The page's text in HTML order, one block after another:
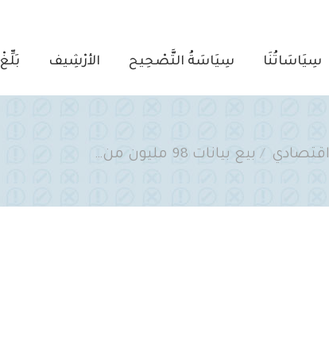
سِيَاسَاتُنَا سِيَاسَةُ التَّصْحِيح الأرْشِيف بَلِّغْ
اقتصادي بيع بيانات 98 مليون من…